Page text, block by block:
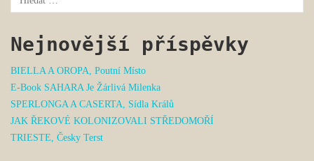
Nejnovější příspěvky
BIELLA A OROPA, Poutní Místo
E-Book SAHARA Je Žárlivá Milenka
SPERLONGA A CASERTA, Sídla Králů
JAK ŘEKOVÉ KOLONIZOVALI STŘEDOMOŘÍ
TRIESTE, Česky Terst